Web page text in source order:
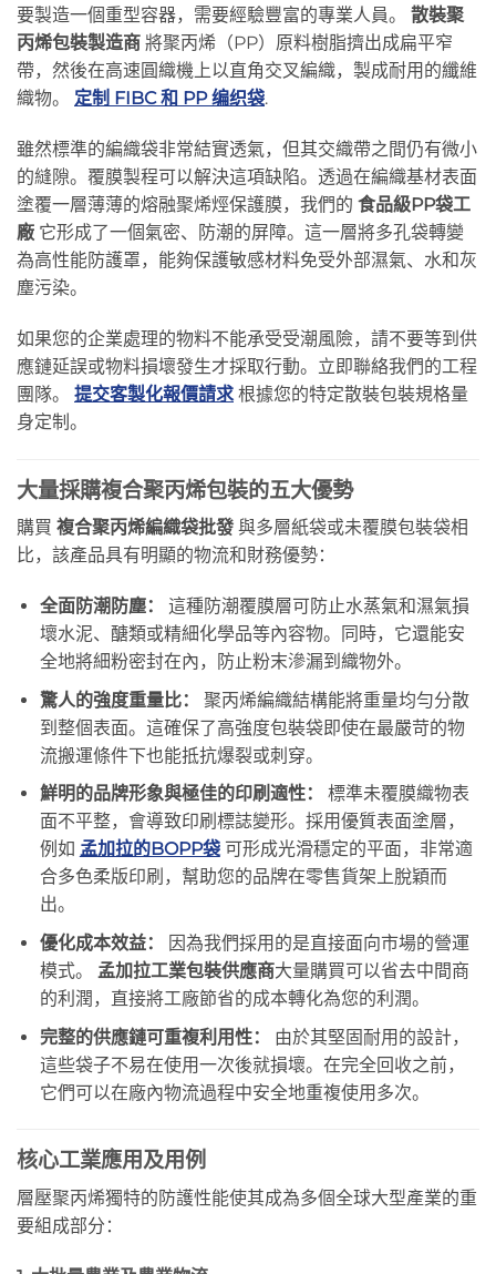
要製造一個重型容器，需要經驗豐富的專業人員。 散裝聚
丙烯包裝製造商 將聚丙烯（PP）原料樹脂擠出成扁平窄
帶，然後在高速圓織機上以直角交叉編織，製成耐用的纖維
織物。 定制 FIBC 和 PP 编织袋.
雖然標準的編織袋非常結實透氣，但其交織帶之間仍有微小
的縫隙。覆膜製程可以解決這項缺陷。透過在編織基材表面
塗覆一層薄薄的熔融聚烯烴保護膜，我們的 食品級PP袋工
廠 它形成了一個氣密、防潮的屏障。這一層將多孔袋轉變
為高性能防護罩，能夠保護敏感材料免受外部濕氣、水和灰
塵污染。
如果您的企業處理的物料不能承受受潮風險，請不要等到供
應鏈延誤或物料損壞發生才採取行動。立即聯絡我們的工程
團隊。 提交客製化報價請求 根據您的特定散裝包裝規格量
身定制。
大量採購複合聚丙烯包裝的五大優勢
購買 複合聚丙烯編織袋批發 與多層紙袋或未覆膜包裝袋相
比，該產品具有明顯的物流和財務優勢：
全面防潮防塵：
這種防潮覆膜層可防止水蒸氣和濕氣損
壞水泥、醣類或精細化學品等內容物。同時，它還能安
全地將細粉密封在內，防止粉末滲漏到織物外。
驚人的強度重量比：
聚丙烯編織結構能將重量均勻分散
到整個表面。這確保了高強度包裝袋即使在最嚴苛的物
流搬運條件下也能抵抗爆裂或刺穿。
鮮明的品牌形象與極佳的印刷適性：
標準未覆膜織物表
面不平整，會導致印刷標誌變形。採用優質表面塗層，
例如 孟加拉的BOPP袋可形成光滑穩定的平面，非常適
合多色柔版印刷，幫助您的品牌在零售貨架上脫穎而
出。
優化成本效益：
因為我們採用的是直接面向市場的營運
模式。 孟加拉工業包裝供應商大量購買可以省去中間商
的利潤，直接將工廠節省的成本轉化為您的利潤。
完整的供應鏈可重複利用性：
由於其堅固耐用的設計，
這些袋子不易在使用一次後就損壞。在完全回收之前，
它們可以在廠內物流過程中安全地重複使用多次。
核心工業應用及用例
層壓聚丙烯獨特的防護性能使其成為多個全球大型產業的重
要組成部分：